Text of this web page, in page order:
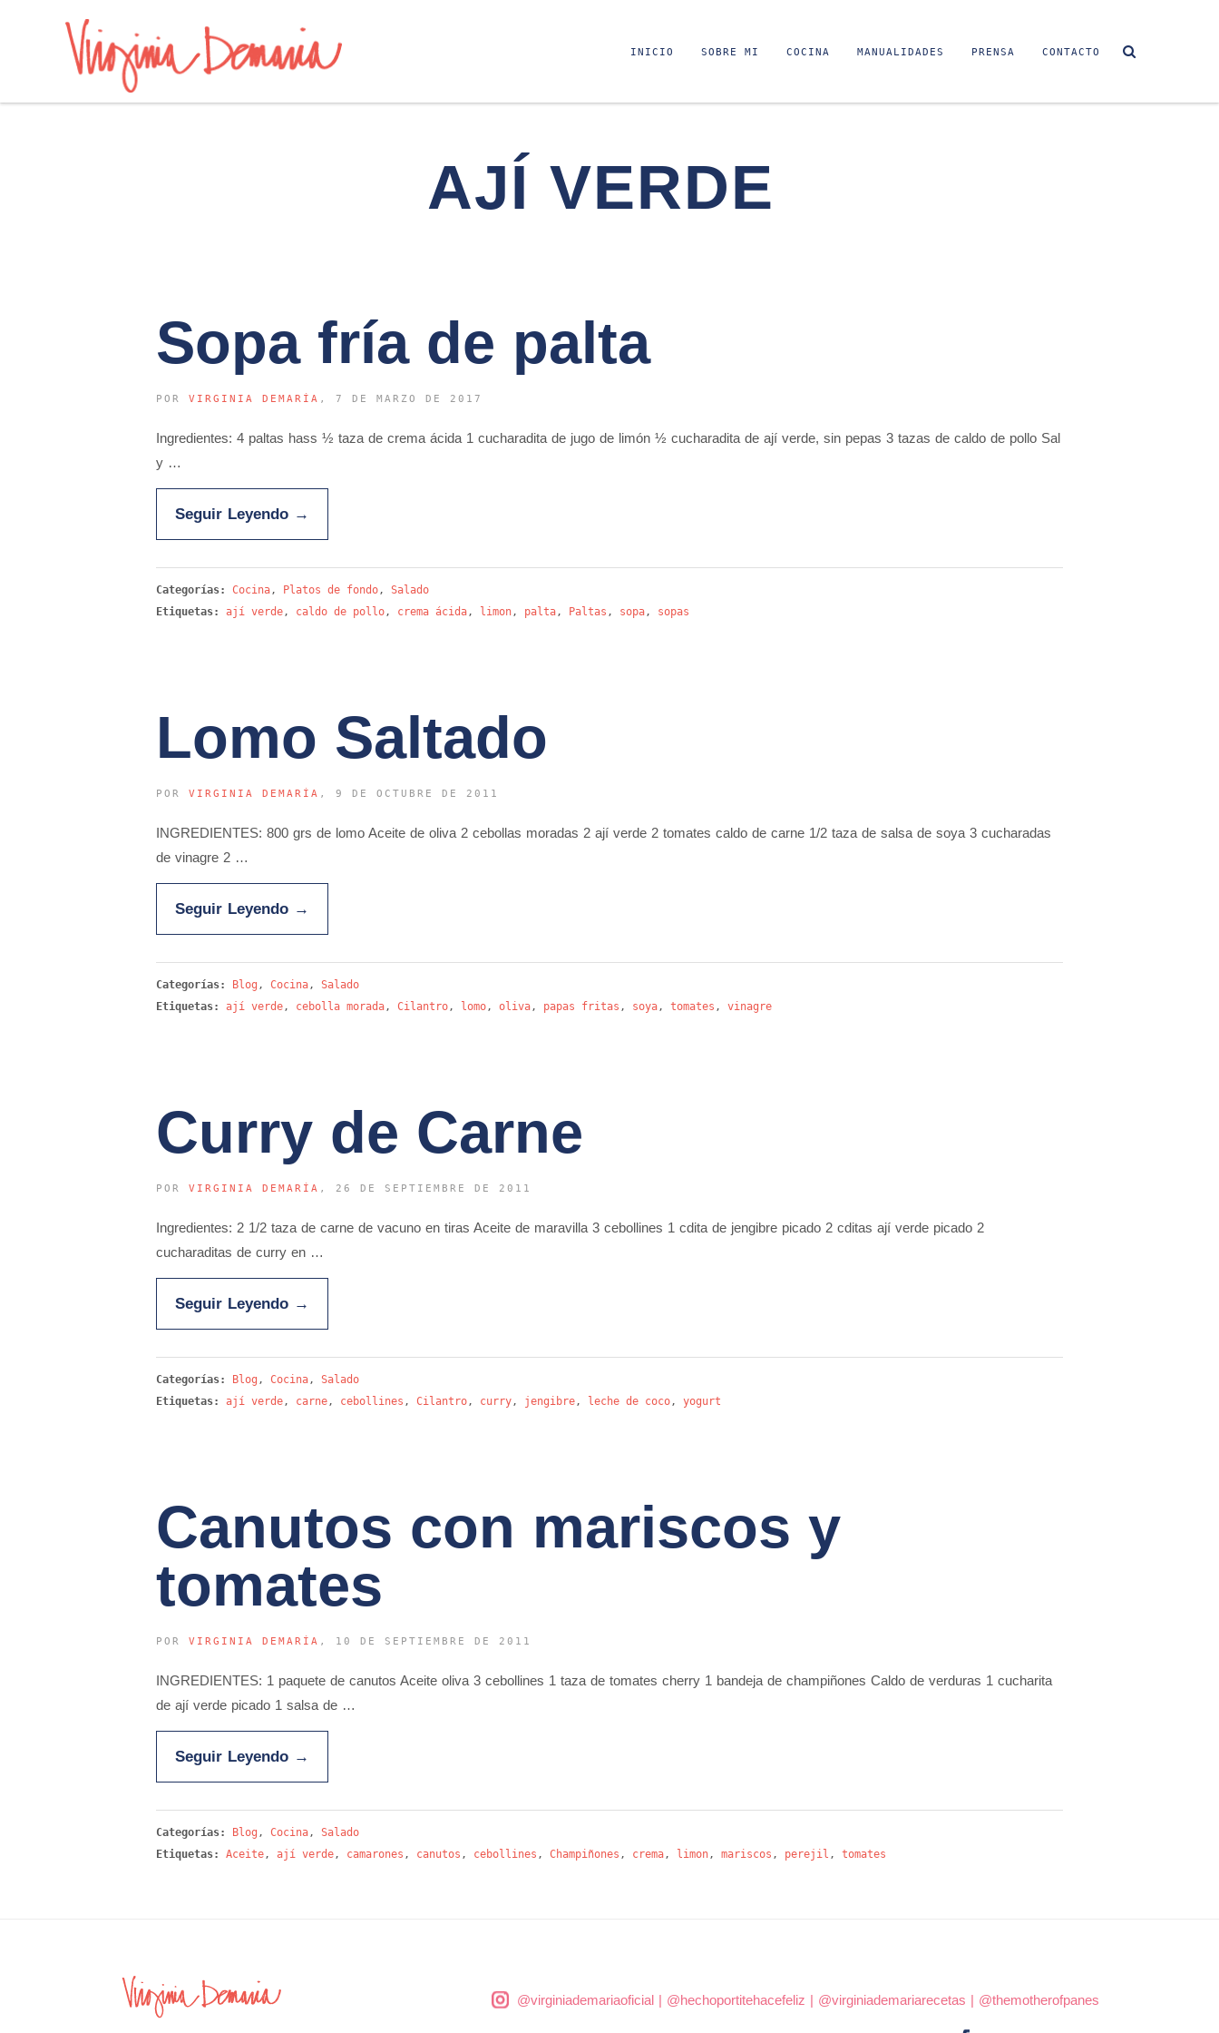
INICIO SOBRE MI COCINA MANUALIDADES PRENSA CONTACTO
AJÍ VERDE
Sopa fría de palta
POR VIRGINIA DEMARÍA , 7 DE MARZO DE 2017
Ingredientes: 4 paltas hass ½ taza de crema ácida 1 cucharadita de jugo de limón ½ cucharadita de ají verde, sin pepas 3 tazas de caldo de pollo Sal
y …
Seguir Leyendo →
Categorías: Cocina, Platos de fondo, Salado
Etiquetas:
ají verde, caldo de pollo, crema ácida, limon, palta, Paltas , sopa, sopas
Lomo Saltado
POR VIRGINIA DEMARÍA , 9 DE OCTUBRE DE 2011
INGREDIENTES: 800 grs de lomo Aceite de oliva 2 cebollas moradas 2 ají verde 2 tomates caldo de carne 1/2 taza de salsa de soya 3 cucharadas
de vinagre 2 …
Seguir Leyendo →
Categorías: Blog , Cocina, Salado
Etiquetas:
ají verde, cebolla morada, Cilantro, lomo, oliva, papas fritas , soya, tomates , vinagre
Curry de Carne
POR VIRGINIA DEMARÍA , 26 DE SEPTIEMBRE DE 2011
Ingredientes: 2 1/2 taza de carne de vacuno en tiras Aceite de maravilla 3 cebollines 1 cdita de jengibre picado 2 cditas ají verde picado 2
cucharaditas de curry en …
Seguir Leyendo →
Categorías: Blog , Cocina, Salado
Etiquetas:
ají verde, carne, cebollines , Cilantro, curry, jengibre, leche de coco, yogurt
Canutos con mariscos y
tomates
POR VIRGINIA DEMARÍA , 10 DE SEPTIEMBRE DE 2011
INGREDIENTES: 1 paquete de canutos Aceite oliva 3 cebollines 1 taza de tomates cherry 1 bandeja de champiñones Caldo de verduras 1 cucharita
de ají verde picado 1 salsa de …
Seguir Leyendo →
Categorías: Blog , Cocina, Salado
Etiquetas:
Aceite, ají verde, camarones , canutos , cebollines , Champiñones , crema, limon, mariscos , perejil , tomates
@virginiademariaoficial| @hechoportitehacefeliz | @virginiademariarecetas | @themotherofpanes